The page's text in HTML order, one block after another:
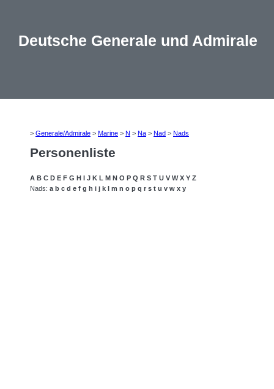
Deutsche Generale und Admirale
> Generale/Admirale > Marine > N > Na > Nad > Nads
Personenliste
A B C D E F G H I J K L M N O P Q R S T U V W X Y Z
Nads: a b c d e f g h i j k l m n o p q r s t u v w x y